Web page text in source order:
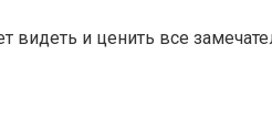
и ценить все